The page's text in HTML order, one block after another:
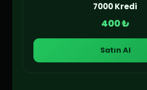
7000 Kredi
400 ₺
Satın Al